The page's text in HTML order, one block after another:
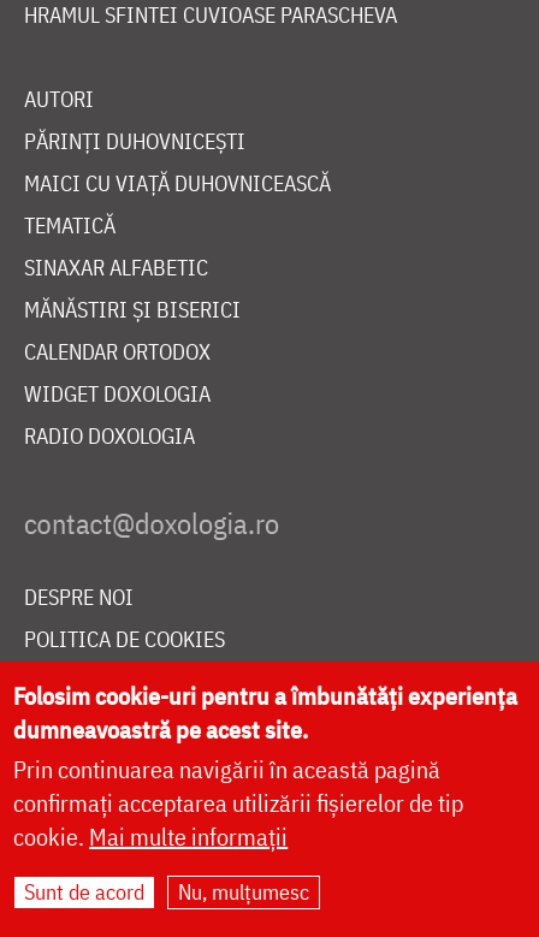
HRAMUL SFINTEI CUVIOASE PARASCHEVA
AUTORI
PĂRINȚI DUHOVNICEȘTI
MAICI CU VIAȚĂ DUHOVNICEASCĂ
TEMATICĂ
SINAXAR ALFABETIC
MĂNĂSTIRI ȘI BISERICI
CALENDAR ORTODOX
WIDGET DOXOLOGIA
RADIO DOXOLOGIA
DESPRE NOI
POLITICA DE COOKIES
DONEAZĂ ONLINE PENTRU CATEDRALA NAȚIONALĂ
LIVE
Site dezvoltat deDOXOLOGIA MEDIA
Arhiepiscopia Iașilor | ©
Folosim cookie-uri pentru a îmbunătăți experiența
dumneavoastră pe acest site.
Prin continuarea navigării în această pagină
confirmați acceptarea utilizării fișierelor de tip
cookie. Mai multe informații
Sunt de acord Nu, mulțumesc